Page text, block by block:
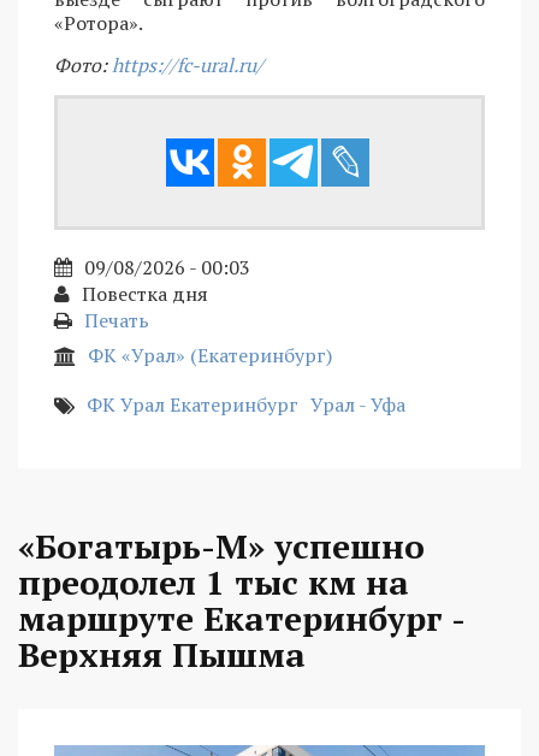
«Ротора».
Фото:https://fc-ural.ru/
09/08/2026 - 00:03
Повестка дня
Печать
ФК «Урал» (Екатеринбург)
ФК Урал Екатеринбург Урал - Уфа
«Богатырь-М» успешно
преодолел 1 тыс км на
маршруте Екатеринбург -
Верхняя Пышма